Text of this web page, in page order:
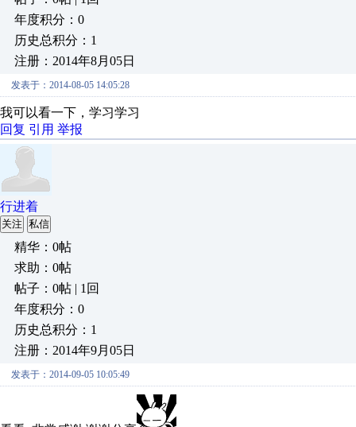
年度积分：0
历史总积分：1
注册：2014年8月05日
发表于：2014-08-05 14:05:28
我可以看一下，学习学习
回复 引用 举报
行进着
关注 私信
精华：0帖
求助：0帖
帖子：0帖 | 1回
年度积分：0
历史总积分：1
注册：2014年9月05日
发表于：2014-09-05 10:05:49